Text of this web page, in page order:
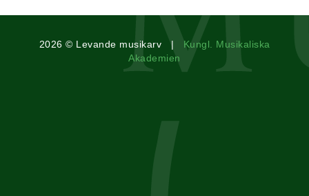
2026 © Levande musikarv | Kungl. Musikaliska
Akademien